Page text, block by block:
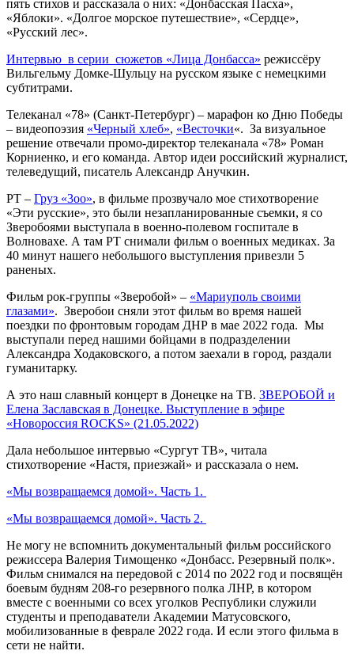
пять стихов и рассказала о них: «Донбасская Пасха»,
«Яблоки». «Долгое морское путешествие», «Сердце»,
«Русский лес».
Интервью в серии сюжетов «Лица Донбасса» режиссёру
Вильгельму Домке-Шульцу на русском языке с немецкими
субтитрами.
Телеканал «78» (Санкт-Петербург) – марафон ко Дню Победы
– видеопоэзия «Черный хлеб», «Весточки«. За визуальное
решение отвечали промо-директор телеканала «78» Роман
Корниенко, и его команда. Автор идеи российский журналист,
телеведущий, писатель Александр Анучкин.
РТ – Груз «3оо», в фильме прозвучало мое стихотворение
«Эти русские», это были незапланированные съемки, я со
Зверобоями выступала в военно-полевом госпитале в
Волновахе. А там PT снимали фильм о военных медиках. За
40 минут нашего небольшого выступления привезли 5
раненых.
Фильм рок-группы «Зверобой» – «Мариуполь своими
глазами». Зверобои сняли этот фильм во время нашей
поездки по фронтовым городам ДНР в мае 2022 года. Мы
выступали перед нашими бойцами в подразделении
Александра Ходаковского, а потом заехали в город, раздали
гуманитарку.
А это наш славный концерт в Донецке на ТВ. ЗВЕРОБОЙ и
Елена Заславская в Донецке. Выступление в эфире
«Новороссия ROCKS» (21.05.2022)
Дала небольшое интервью «Сургут ТВ», читала
стихотворение «Настя, приезжай» и рассказала о нем.
«Мы возвращаемся домой». Часть 1.
«Мы возвращаемся домой». Часть 2.
Не могу не вспомнить документальный фильм российского
режиссера Валерия Тимощенко «Донбасс. Резервный полк».
Фильм снимался на передовой с 2014 по 2022 год и посвящён
боевым будням 208-го резервного полка ЛНР, в котором
вместе с военными со всех уголков Республики служили
студенты и преподаватели Академии Матусовского,
мобилизованные в феврале 2022 года. И если этого фильма в
сети не найти.